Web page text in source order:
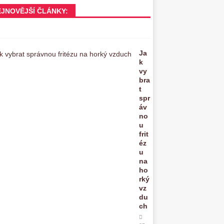
ČLÁNKY:
Ja
k
vy
bra
t
spr
áv
no
u
frit
éz
u
na
ho
rký
vz
du
ch